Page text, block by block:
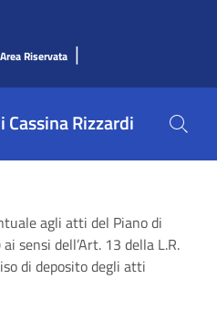
Area Riservata |
Cassina Rizzardi
agli atti del Piano di
sensi dell’Art. 13 della L.R.
di deposito degli atti